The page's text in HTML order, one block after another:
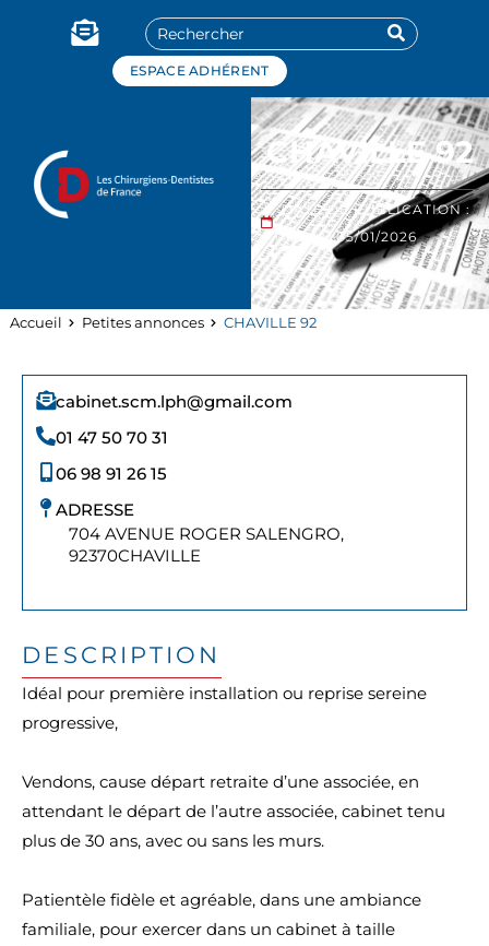
ESPACE ADHÉRENT
CHAVILLE 92
DATE DE PUBLICATION :
05/01/2026
Accueil Petites annonces CHAVILLE 92
cabinet.scm.lph@gmail.com
01 47 50 70 31
06 98 91 26 15
ADRESSE
704 AVENUE ROGER SALENGRO,
92370CHAVILLE
DESCRIPTION
Idéal pour première installation ou reprise sereine
progressive,
Vendons, cause départ retraite d’une associée, en
attendant le départ de l’autre associée, cabinet tenu
plus de 30 ans, avec ou sans les murs.
Patientèle fidèle et agréable, dans une ambiance
familiale, pour exercer dans un cabinet à taille
Panneau de gestion des cookies